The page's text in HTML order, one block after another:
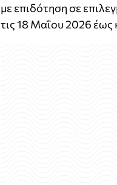
με επιδότηση σε
τις 18 Μαΐου 2026 έως